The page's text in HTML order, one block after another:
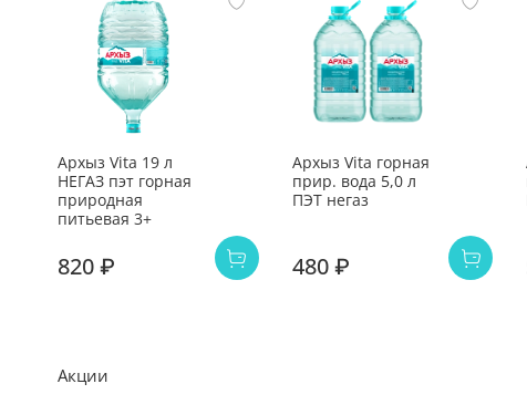
Архыз Vita 19 л
НЕГАЗ пэт горная
природная
питьевая 3+
820 ₽
Архыз Vita горная
прир. вода 5,0 л
ПЭТ негаз
480 ₽
Акции